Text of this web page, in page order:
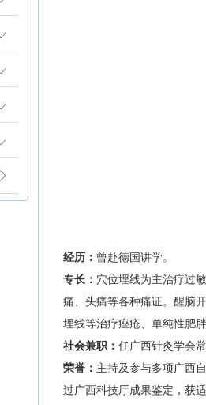
经历： 曾赴德国讲学。
专长： 穴位埋线为主治疗过
痛、头痛等各种痛证。醒脑
埋线等治疗痤疮、单纯性肥胖
社会兼职： 任广西针灸学会
荣誉： 主持及参与多项广西
过广西科技厅成果鉴定，获